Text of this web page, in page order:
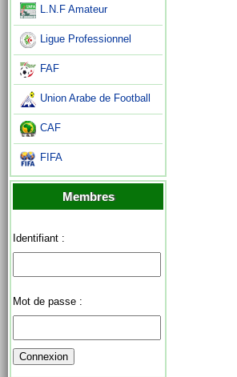
L.N.F Amateur
Ligue Professionnel
FAF
Union Arabe de Football
CAF
FIFA
Membres
Identifiant :
Mot de passe :